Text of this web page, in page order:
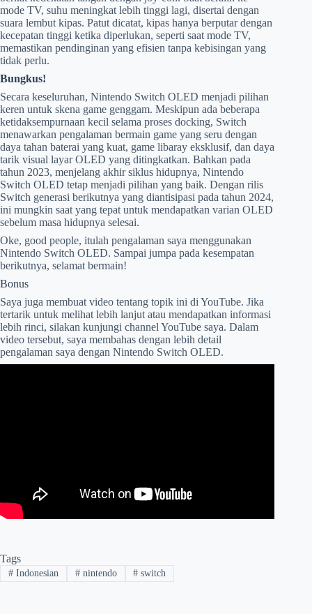
mode TV, suhu meningkat lebih tinggi lagi, disertai dengan
suara lembut kipas. Patut dicatat, kipas hanya berputar dengan
kecepatan tinggi ketika diperlukan, seperti saat mode TV,
memastikan pendinginan yang efisien tanpa kebisingan yang
tidak perlu.
Bungkus!
Secara keseluruhan, Nintendo Switch OLED menjadi pilihan
keren untuk skena game genggam. Meskipun ada beberapa
ketidaksempurnaan kecil selama proses docking, Switch
menawarkan pengalaman bermain game yang seru dengan
daya tahan baterai yang kuat, game libaray eksklusif, dan daya
tarik visual layar OLED yang ditingkatkan. Bahkan pada
tahun 2023, menjelang akhir siklus hidupnya, Nintendo
Switch OLED tetap menjadi pilihan yang baik. Dengan rilis
Switch generasi berikutnya yang diantisipasi pada tahun 2024,
ini mungkin saat yang tepat untuk mendapatkan varian OLED
sebelum masa hidupnya selesai.
Oke, good people, itulah pengalaman saya menggunakan
Nintendo Switch OLED. Sampai jumpa pada kesempatan
berikutnya, selamat bermain!
Bonus
Saya juga membuat video tentang topik ini di YouTube. Jika
tertarik untuk melihat lebih lanjut atau mendapatkan informasi
lebih rinci, silakan kunjungi channel YouTube saya. Dalam
video tersebut, saya membahas dengan lebih detail
pengalaman saya dengan Nintendo Switch OLED.
Tags
#Indonesian #nintendo # switch